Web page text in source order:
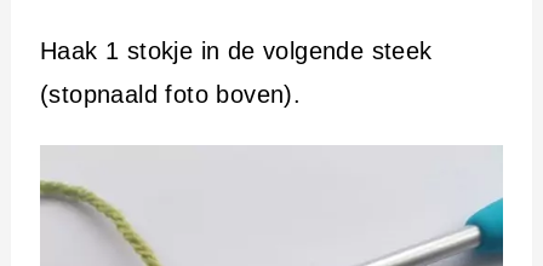
Haak 1 stokje in de volgende steek
(stopnaald foto boven).